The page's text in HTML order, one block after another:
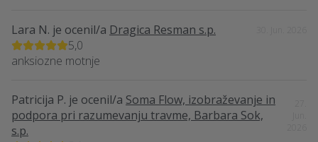
Lara N. je ocenil/a Dragica Resman s.p.
5,0
anksiozne motnje
Patricija P. je ocenil/a Soma Flow, izobraževanje in
podpora pri razumevanju travme, Barbara Sok,
s.p.